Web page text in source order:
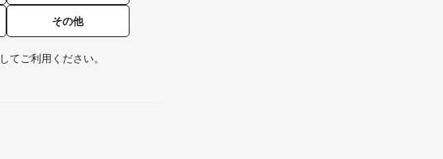
その他
てご利用ください。